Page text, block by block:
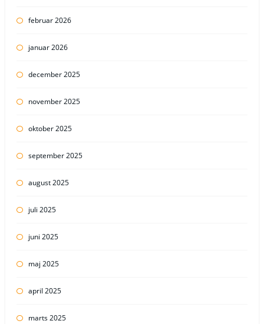
februar 2026
januar 2026
december 2025
november 2025
oktober 2025
september 2025
august 2025
juli 2025
juni 2025
maj 2025
april 2025
marts 2025